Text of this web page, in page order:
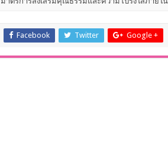
Facebook Twitter Google +